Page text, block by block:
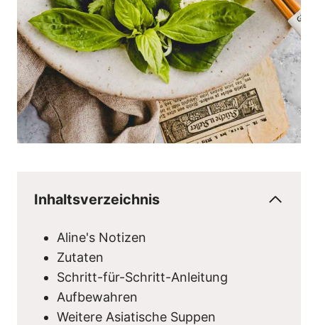
Inhaltsverzeichnis
Aline's Notizen
Zutaten
Schritt-für-Schritt-Anleitung
Aufbewahren
Weitere Asiatische Suppen